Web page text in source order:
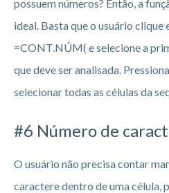
possuem números? Então, a
ideal. Basta que o usuário clique
=CONT.NÚM( e selecione a
que deve ser analisada.
selecionar todas as células da
#6 Número de
O usuário não precisa contar
caractere dentro de uma célula,